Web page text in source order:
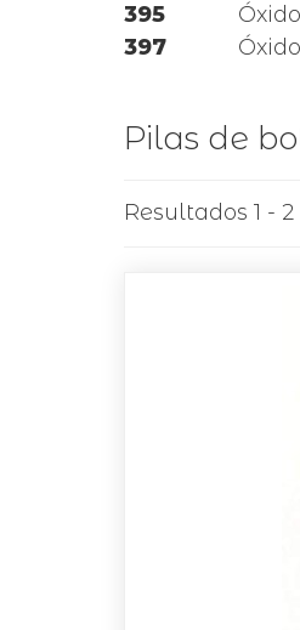
395
397
Pilas de
Resultados 1 -